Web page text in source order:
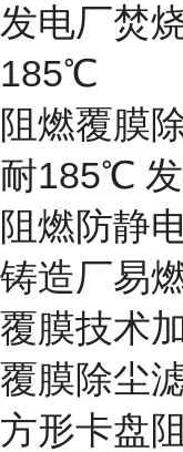
发电厂焚
185℃
阻燃覆膜
耐185℃
阻燃防静
铸造厂易
覆膜技术
覆膜除尘
方形卡盘